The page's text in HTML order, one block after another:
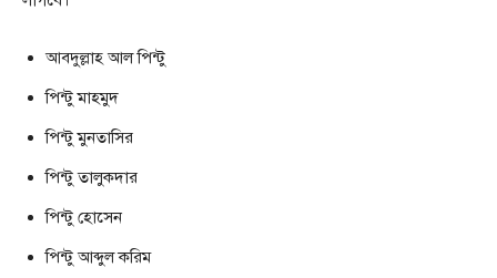
আবদুল্লাহ আল পিন্টু
পিন্টু মাহমুদ
পিন্টু মুনতাসির
পিন্টু তালুকদার
পিন্টু হােসেন
পিন্টু আব্দুল করিম